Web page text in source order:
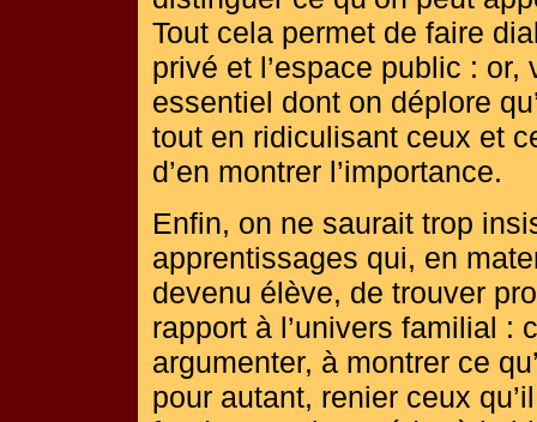
Tout cela permet de faire
privé et l’espace public :
essentiel dont on déplore
tout en ridiculisant ceux et
d’en montrer l’importance.
Enfin, on ne saurait trop
apprentissages qui, en
devenu élève, de trouver
rapport à l’univers familial :
argumenter, à montrer ce
pour autant, renier ceux